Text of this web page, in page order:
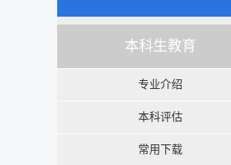
本科生教育
专业介绍
本科评估
常用下载